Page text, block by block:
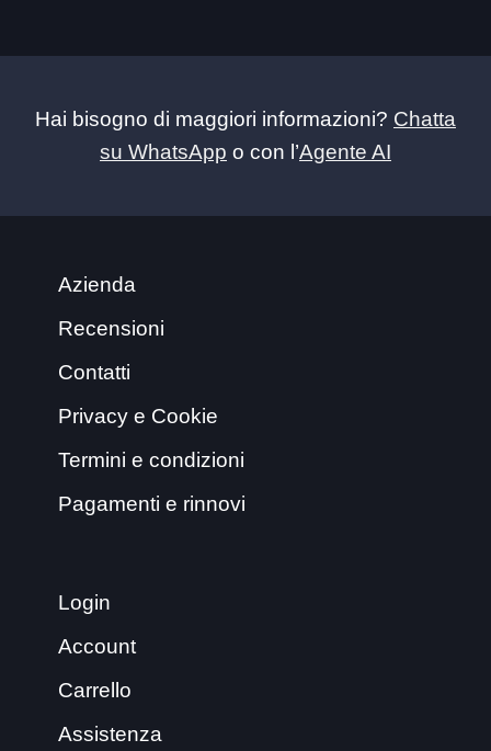
Hai bisogno di maggiori informazioni? Chatta
su WhatsApp o con l’Agente AI
Azienda
Recensioni
Contatti
Privacy e Cookie
Termini e condizioni
Pagamenti e rinnovi
Login
Account
Carrello
Assistenza